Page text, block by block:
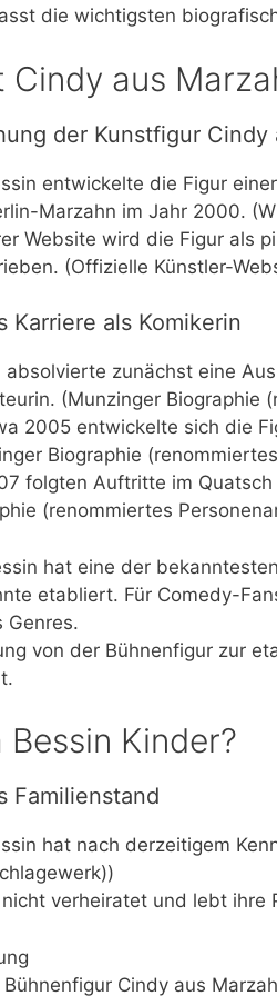
die wichtigsten
Cindy aus
der Kunstfigur Cindy
entwickelte die Figur
Marzahn im Jahr 2000.
Website wird die Figur als
(Offizielle Künstler-
Karriere als Komikerin
absolvierte zunächst eine
(Munzinger Biographie
2005 entwickelte sich die
Biographie
folgten Auftritte im
(renommiertes
hat eine der
etabliert. Für Comedy-
Genres.
von der Bühnenfigur zur
Bessin Kinder?
Familienstand
hat nach derzeitigem
verheiratet und lebt
Cindy aus